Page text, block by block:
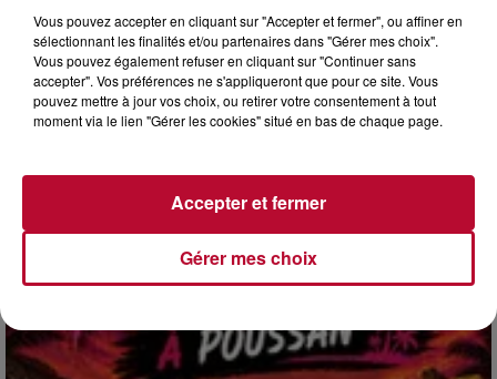
4 août 2026
Pas besoin de bouteilles de plongée lourdes ni de diplômes
masque, un tuba et une paire de palmes...
Vous pouvez accepter en cliquant sur "Accepter et fermer", ou affiner en
sélectionnant les finalités et/ou partenaires dans "Gérer mes choix".
Vous pouvez également refuser en cliquant sur "Continuer sans
accepter". Vos préférences ne s'appliqueront que pour ce site. Vous
pouvez mettre à jour vos choix, ou retirer votre consentement à tout
moment via le lien "Gérer les cookies" situé en bas de chaque page.
Gérer mes choix
Accepter et fermer